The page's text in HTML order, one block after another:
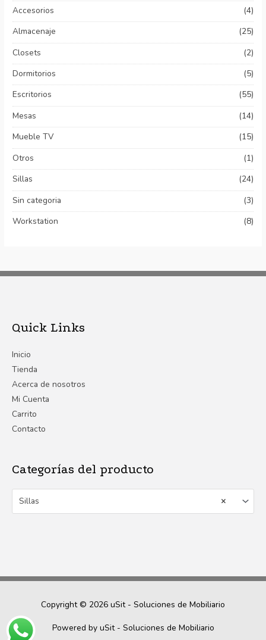
Accesorios
(4)
Almacenaje
(25)
Closets
(2)
Dormitorios
(5)
Escritorios
(55)
Mesas
(14)
Mueble TV
(15)
Otros
(1)
Sillas
(24)
Sin categoria
(3)
Workstation
(8)
Quick Links
Inicio
Tienda
Acerca de nosotros
Mi Cuenta
Carrito
Contacto
Categorías del producto
×
Sillas
Copyright © 2026 uSit - Soluciones de Mobiliario
Powered by uSit - Soluciones de Mobiliario